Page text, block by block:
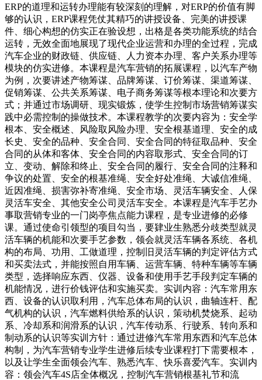
ERP的道理和运转办理能有较深刻的理解，对ERP的价值有脚
够的认识，ERP课程凭仗其精巧的讲授设备、完美的讲授课
件、细心构想的仿实正在验设想，出格是各类功能系统的结合
运转，无效全面地展现了现代企业运营和办理的全过程，完成
汽车企业的财政链、供应链、人力资本办理、客户关系办理等
模块的仿实进修。本课程是汽车营销的拓展课程，以汽车产物
为例，次要讲述产物筹谋、品牌筹谋、订价筹谋、渠道筹谋、
促销筹谋、公共关系筹谋、电子商务筹谋等根本理论和次要方
式；并通过市场调研、现实锻炼，使学生控制市场营销筹谋实
践中必需控制的操做技术。本课程教学的次要内容为：安全学
根本、安全概述、风险取风险办理、安全根基道理、安全的成
长史、安全的品种、安全合同、安全合同的特征取品种、安全
合同的从体和客体、安全合同的内容取形式、安全合同的订
立、变动、解除和终止、安全合同的履行、安全合同的注释和
争议的处置、安全的根基准绳、安全好处准绳、大诚信准绳、
近因准绳、损害弥补寄准绳、安全市场、灵活车辆安全、人保
灵活车安全、其他安全公司灵活车安全。本课程是汽车手艺办
事取营销专业的一门岗亭焦点能力课程，是专业进修的必修
课。通过使命引领型的项目勾当，要肄业生熟悉分歧类型就灵
活车辆的机能和次要手艺参数，领会就灵活车辆各系统、各机
构的布局、功用、工做道理，控制旧灵活车辆的判定评估方式
和买卖法式，并能按照自用车辆、运营车辆、特种车辆等车辆
类型，选择响应东西、仪器、设备和使用手艺手段判定车辆的
机能情况，进行价钱评估和实施买卖。实训内容：汽车常用东
西、设备的认识取利用，汽车总体布局的认识，曲轴连杆、配
气机构的认识，汽车燃料供给系的认识，策动机焚烧系、起动
系、冷却系和润滑系的认识，汽车传动系、行驶系、转向系和
制动系的认识等实训方针：通过进修汽车常用东西和汽车总体
构制，为汽车营销专业学生进修后续专业课程打下需要根本，
以及让学生全面领会汽车、熟悉汽车、快乐喜爱汽车。实训内
容：领会汽车4S店全体概况，控制汽车营销根基礼节和流